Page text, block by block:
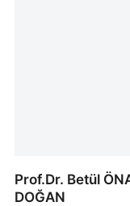
Prof.Dr. Betül
DOĞAN